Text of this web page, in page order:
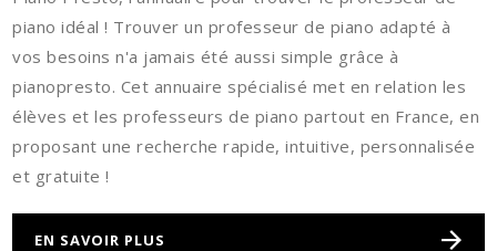
piano idéal ! Trouver un professeur de piano adapté à
vos besoins n'a jamais été aussi simple grâce à
pianopresto. Cet annuaire spécialisé met en relation les
élèves et les professeurs de piano partout en France, en
proposant une recherche rapide, intuitive, personnalisée
et gratuite !
EN SAVOIR PLUS